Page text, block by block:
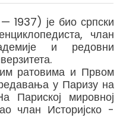
1937) је био српски
члан
и редовни
ратовима и Првом
у Паризу на
мировној
члан Историјско -